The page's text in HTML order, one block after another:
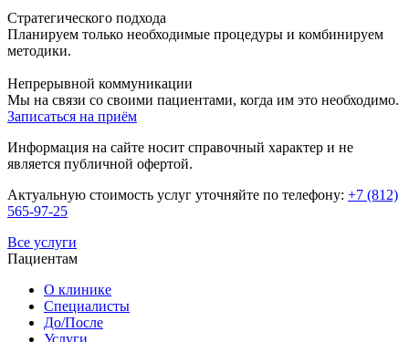
Стратегического подхода
Планируем только необходимые процедуры и комбинируем
методики.
Непрерывной коммуникации
Мы на связи со своими пациентами, когда им это необходимо.
Записаться на приём
Информация на сайте носит справочный характер и не
является публичной офертой.
Актуальную стоимость услуг уточняйте по телефону: +7 (812)
565-97-25
Все услуги
Пациентам
О клинике
Специалисты
До/После
Услуги